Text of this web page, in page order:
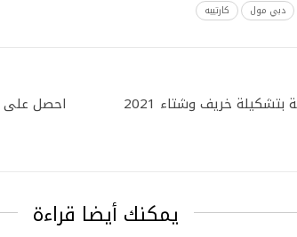
دبي مول كارتييه
احصل على
يمكنك أيضا قراءة